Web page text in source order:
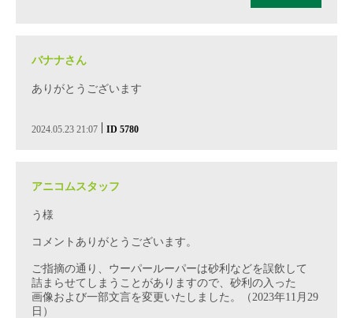
バナナさん
ありがとうございます
2024.05.23 21:07 | ID 5780
アニコムスタッフ
う様
コメントありがとうございます。
ご指摘の通り、ウーパールーパーは砂利などを誤飲して
詰まらせてしまうことがありますので、砂利の入った
画像および一部文言を変更いたしました。（2023年11月29
日）